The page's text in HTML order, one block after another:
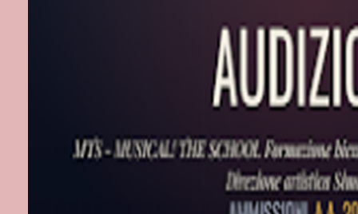
- Teatro
Il
sono in
Etichette:
Nessun